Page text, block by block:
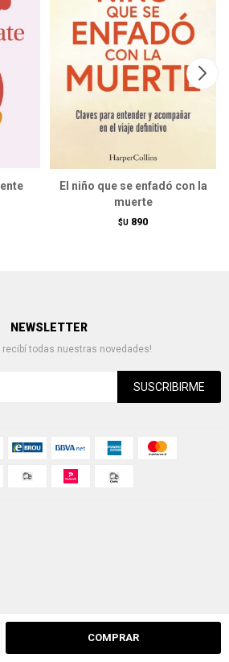
COMPRAR
El niño que se enfadó con la
muerte
$U 890
NEWSLETTER
recibí todas nuestras novedades!
SUSCRIBIRME